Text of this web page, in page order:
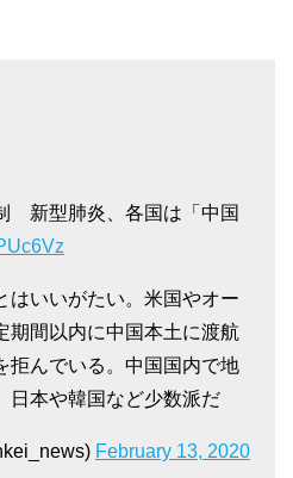
新型肺炎、各国は「中国
いいがたい。米国やオー
期間以内に中国本土に渡航
拒んでいる。中国国内で地
日本や韓国など少数派だ
February 13, 2020